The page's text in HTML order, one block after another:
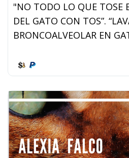
"NO TODO LO QUE TOSE
DEL GATO CON TOS”.
BRONCOALVEOLAR EN